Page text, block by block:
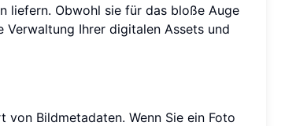
liefern. Obwohl sie für das bloße Auge
Ihrer digitalen Assets und
Bildmetadaten. Wenn Sie ein Foto